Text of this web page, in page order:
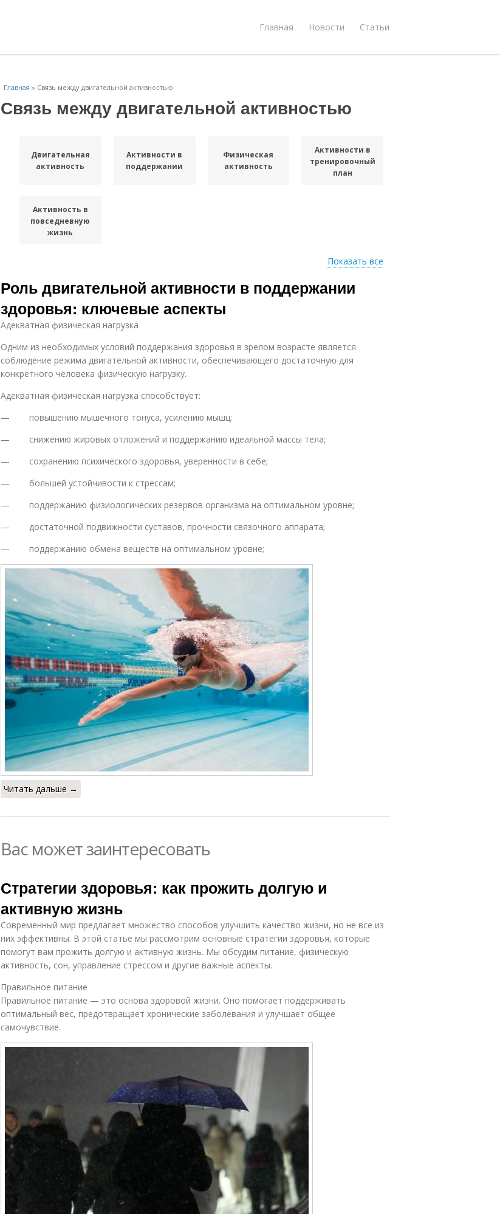
Главная Новости Статьи
Главная » Связь между двигательной активностью
Связь между двигательной активностью
Двигательная
активность
Активности в
поддержании
Физическая
активность
Активности в
тренировочный
план
Активность в
повседневную
жизнь
Показать все
Роль двигательной активности в поддержании
здоровья: ключевые аспекты
Адекватная физическая нагрузка
Одним из необходимых условий поддержания здоровья в зрелом возрасте является
соблюдение режима двигательной активности, обеспечивающего достаточную для
конкретного человека физическую нагрузку.
Адекватная физическая нагрузка способствует:
— повышению мышечного тонуса, усилению мышц;
— снижению жировых отложений и поддержанию идеальной массы тела;
— сохранению психического здоровья, уверенности в себе;
— большей устойчивости к стрессам;
— поддержанию физиологических резервов организма на оптимальном уровне;
— достаточной подвижности суставов, прочности связочного аппарата;
— поддержанию обмена веществ на оптимальном уровне;
Читать дальше →
Вас может заинтересовать
Стратегии здоровья: как прожить долгую и
активную жизнь
Современный мир предлагает множество способов улучшить качество жизни, но не все из
них эффективны. В этой статье мы рассмотрим основные стратегии здоровья, которые
помогут вам прожить долгую и активную жизнь. Мы обсудим питание, физическую
активность, сон, управление стрессом и другие важные аспекты.
Правильное питание
Правильное питание — это основа здоровой жизни. Оно помогает поддерживать
оптимальный вес, предотвращает хронические заболевания и улучшает общее
самочувствие.